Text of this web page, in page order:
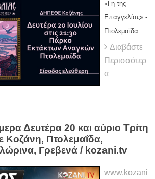
«Γη της
Επαγγελίας» -
Πτολεμαΐδα.
Διαβάστε
Περισσότερ
α
Δευτέρα 20 και αύριο Τρίτη
Κοζάνη, Πτολεμαΐδα,
Γρεβενά / kozani.tv
www.kozani